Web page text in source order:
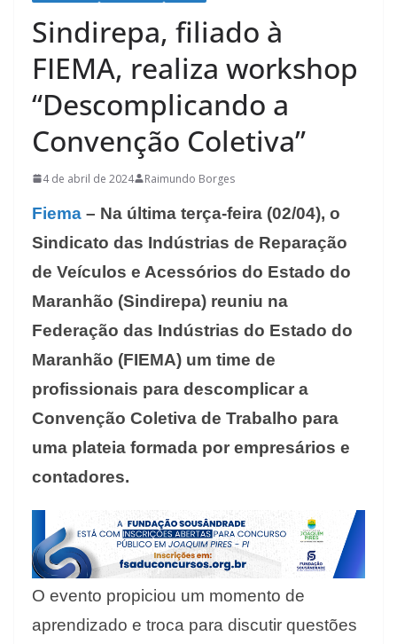
Sindirepa, filiado à
FIEMA, realiza workshop
“Descomplicando a
Convenção Coletiva”
4 de abril de 2024 Raimundo Borges
Fiema – Na última terça-feira (02/04), o
Sindicato das Indústrias de Reparação
de Veículos e Acessórios do Estado do
Maranhão (Sindirepa) reuniu na
Federação das Indústrias do Estado do
Maranhão (FIEMA) um time de
profissionais para descomplicar a
Convenção Coletiva de Trabalho para
uma plateia formada por empresários e
contadores.
O evento propiciou um momento de
aprendizado e troca para discutir questões